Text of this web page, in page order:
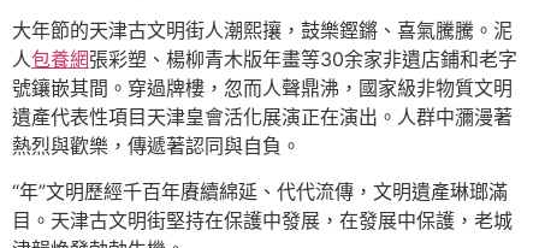
大年節的天津古文明街人潮熙攘，鼓樂鏗鏘、喜氣騰騰。泥
人包養網張彩塑、楊柳青木版年畫等30余家非遺店鋪和老字
號鑲嵌其間。穿過牌樓，忽而人聲鼎沸，國家級非物質文明
遺產代表性項目天津皇會活化展演正在演出。人群中瀰漫著
熱烈與歡樂，傳遞著認同與自負。
“年”文明歷經千百年賡續綿延、代代流傳，文明遺產琳瑯滿
目。天津古文明街堅持在保護中發展，在發展中保護，老城